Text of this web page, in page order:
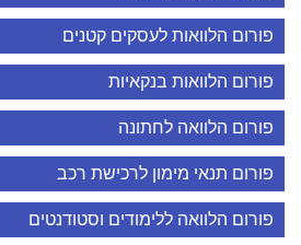
פורום הלוואות לעסקים קטנים
פורום הלוואות בנקאיות
פורום הלוואה לחתונה
פורום תנאי מימון לרכישת רכב
פורום הלוואה ללימודים וסטודנטים